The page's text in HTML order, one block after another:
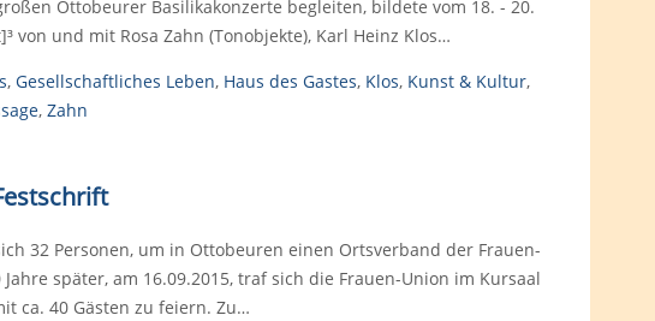
Ottobeurer Basilikakonzerte begleiten, bildete vom 18. - 20.
und mit Rosa Zahn (Tonobjekte), Karl Heinz Klos…
, Gesellschaftliches Leben, Haus des Gastes, Klos, Kunst & Kultur,
, Zahn
32 Personen, um in Ottobeuren einen Ortsverband der Frauen-
später, am 16.09.2015, traf sich die Frauen-Union im Kursaal
ca. 40 Gästen zu feiern. Zu…